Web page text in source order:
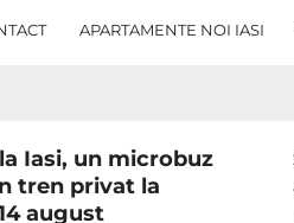
APARTAMENTE NOI IASI
auto la
Iasi, un microbuz
tren privat la
august